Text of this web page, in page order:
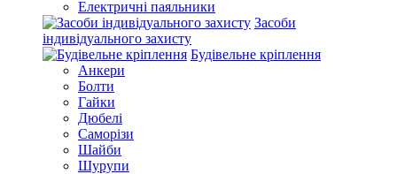
Електричні паяльники
Засоби
індивідуального захисту
Будівельне кріплення
Анкери
Болти
Гайки
Дюбелі
Саморізи
Шайби
Шурупи